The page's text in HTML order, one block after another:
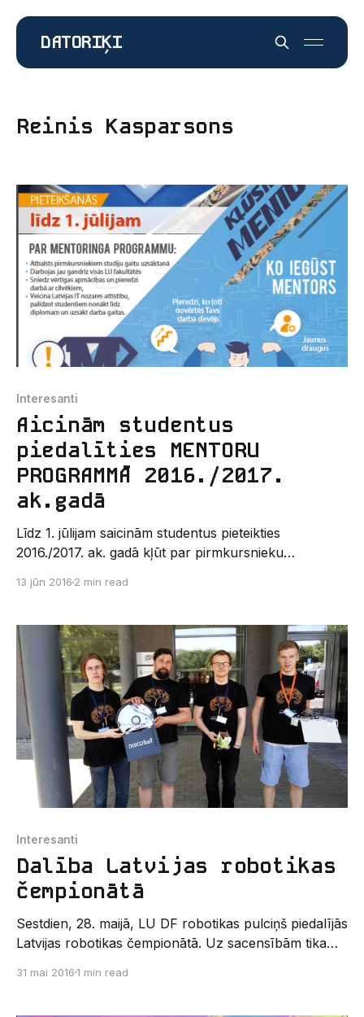
DATORIĶI
Reinis Kasparsons
Interesanti
Aicinām studentus
piedalīties MENTORU
PROGRAMMĀ 2016./2017.
ak.gadā
Līdz 1. jūlijam saicinām studentus pieteikties
2016./2017. ak. gadā kļūt par pirmkursnieku
prases un palīdzēt jaunajiem studentiem iejusties
http://df.lu.lv/mentoru_programma/ . Mentoru
programma Datorikas fakultātē jau darbojas trešo
gadu un tās mērķis ir veicināt
13 jūn 2016 2 min read
Interesanti
Dalība Latvijas robotikas
čempionātā
Sestdien, 28. maijā, LU DF robotikas pulciņš piedalījās
Latvijas robotikas čempionātā. Uz sacensībām tika
ar nosaukumu “Mahinators”, kā arī divi iRobot Sumo
31 mai 20161 min read